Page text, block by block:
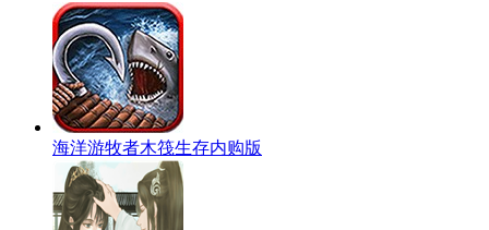
海洋游牧者木筏生存内购版